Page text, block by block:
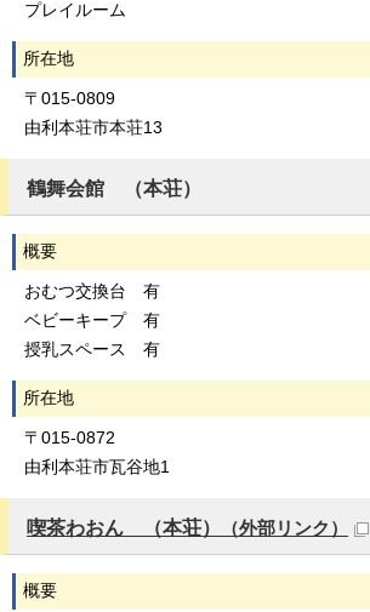
プレイルーム
所在地
〒015-0809
由利本荘市本荘13
鶴舞会館 （本荘）
概要
おむつ交換台 有
ベビーキープ 有
授乳スペース 有
所在地
〒015-0872
由利本荘市瓦谷地1
喫茶わおん （本荘） （外部リンク）
概要